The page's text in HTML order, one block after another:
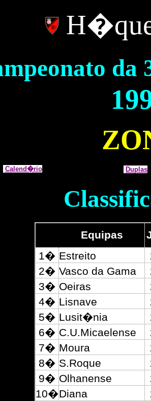
Calend�rio Duplas
Equipas
1� Estreito
2� Vasco da Gama
3� Oeiras
4� Lisnave
5� Lusit�nia
6� C.U.Micaelense
7� Moura
8� S.Roque
9� Olhanense
10�Diana